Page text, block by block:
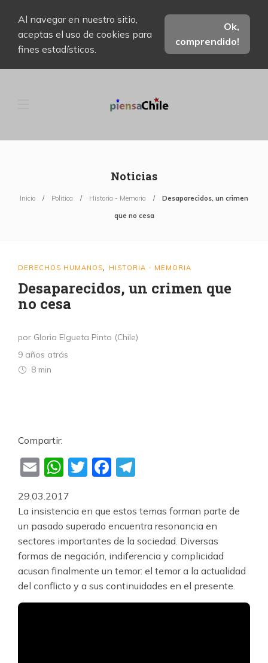
Al navegar en nuestro sitio,
aceptas el uso de cookies para
fines estadísticos.
Ok,
comprendido!
Noticias
Inicio Politica Historia - Memoria Desaparecidos, un crimen
que no cesa
DERECHOS HUMANOS HISTORIA - MEMORIA
Desaparecidos, un crimen que
no cesa
por Gloria Elgueta Pinto (Chile)
9 años atrás
8 min
Compartir:
EmailWhatsApp
TwitterFacebook
29.03.2017
La insistencia en que estos temas forman parte de
un pasado superado encuentra resonancia en
sectores importantes de la sociedad. Diversas
formas de negación, indiferencia y complicidad
acusan finalmente un temor: el temor a la actualidad
del conflicto y a sus continuidades en el presente.